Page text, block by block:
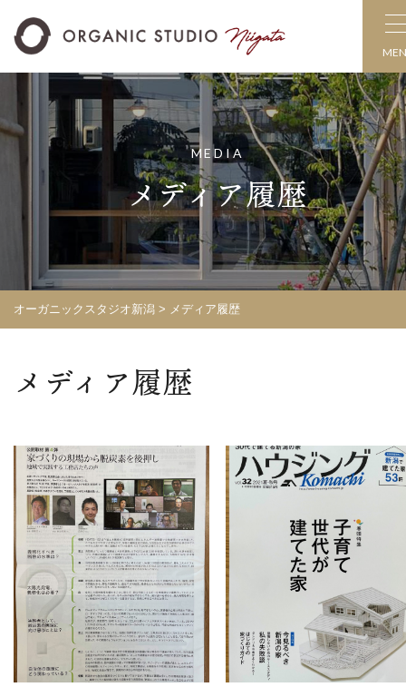
MEDIA
メディア履歴
オーガニックスタジオ新潟 > メディア履歴
メディア履歴